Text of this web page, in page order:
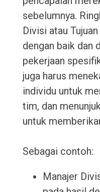
sebelumnya.
Divisi atau
dengan baik dan
pekerjaan
juga harus
individu untuk
tim, dan
untuk
Sebagai contoh:
Manajer